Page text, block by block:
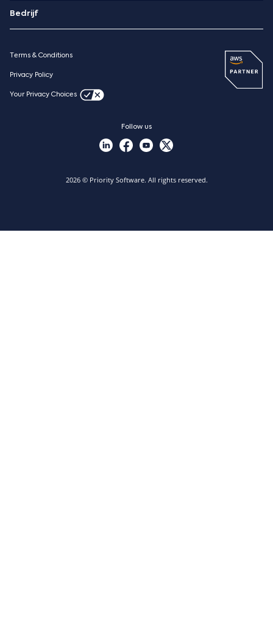
rapportagetools waarmee retailers
klantenbetrokkenheid.
Priority Market
Bedrijf
Over ons
Pricing
Case studies
Nieuws
Terms & Conditions
Privacy Policy
Your Privacy Choices
Follow us
2026 © Priority Software. All rights reserved.